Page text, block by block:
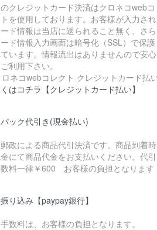
クレジットカード決済はクロネコwebコ
を使用しております。お客様が入力され
ド情報は当店に送られること無く、さら
ド情報入力画面は暗号化（SSL）で保護
います。情報流出はありませんので安心
利用下さい。
はコチラ【クレジットカード払い】
ック代引き(現金払い)
政による商品代引決済です。商品到着時
にて商品代金をお支払いください。代引
数料一律￥600 お客様の負担となります
り込み【paypay銀行】
数料は、お客様の負担となります。